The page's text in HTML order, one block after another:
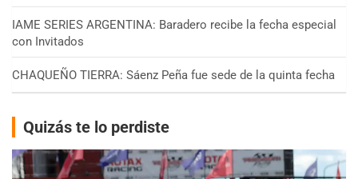
IAME SERIES ARGENTINA: Baradero recibe la fecha especial
con Invitados
CHAQUEÑO TIERRA: Sáenz Peña fue sede de la quinta fecha
Quizás te lo perdiste